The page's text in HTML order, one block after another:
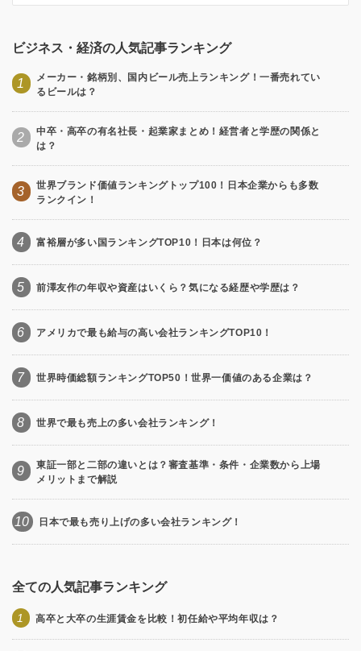
ビジネス・経済の人気記事ランキング
1
メーカー・銘柄別、国内ビール売上ランキング！一番売れてい
るビールは？
2
中卒・高卒の有名社長・起業家まとめ！経営者と学歴の関係と
は？
3
世界ブランド価値ランキングトップ100！日本企業からも多数
ランクイン！
4 富裕層が多い国ランキングTOP10！日本は何位？
5 前澤友作の年収や資産はいくら？気になる経歴や学歴は？
6 アメリカで最も給与の高い会社ランキングTOP10！
7 世界時価総額ランキングTOP50！世界一価値のある企業は？
8 世界で最も売上の多い会社ランキング！
9
東証一部と二部の違いとは？審査基準・条件・企業数から上場
メリットまで解説
10 日本で最も売り上げの多い会社ランキング！
全ての人気記事ランキング
1 高卒と大卒の生涯賃金を比較！初任給や平均年収は？